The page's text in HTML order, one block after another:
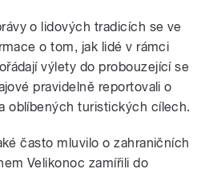
o lidových tradicích se ve
o tom, jak lidé v rámci
výlety do probouzející se
pravidelně reportovali o
oblíbených turistických cílech.
často mluvilo o zahraničních
Velikonoc zamířili do